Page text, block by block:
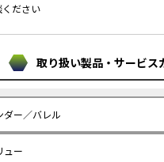
ださい
取り扱い製品・サービス
ダー／バレル
ュー